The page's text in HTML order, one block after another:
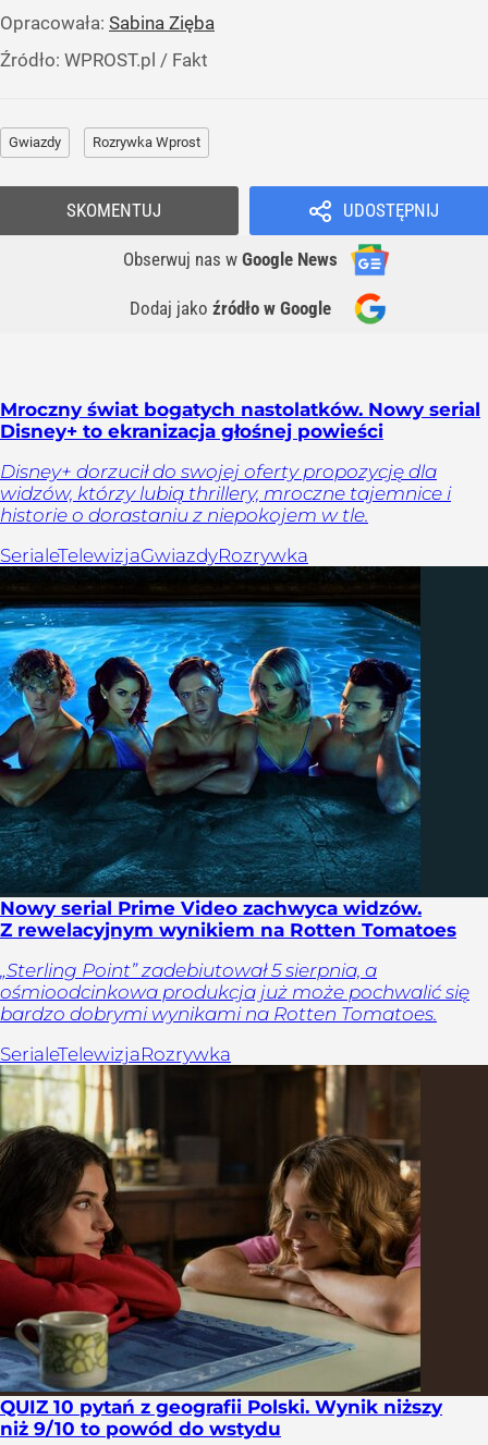
Opracowała: Sabina Zięba
Źródło: WPROST.pl / Fakt
Gwiazdy Rozrywka Wprost
UDOSTĘPNIJ
Obserwuj nas w Google News
Dodaj jako źródło w Google
SKOMENTUJ
Mroczny świat bogatych nastolatków. Nowy serial
Disney+ to ekranizacja głośnej powieści
Disney+ dorzucił do swojej oferty propozycję dla
widzów, którzy lubią thrillery, mroczne tajemnice i
historie o dorastaniu z niepokojem w tle.
SerialeTelewizjaGwiazdyRozrywka
Nowy serial Prime Video zachwyca widzów.
Z rewelacyjnym wynikiem na Rotten Tomatoes
„Sterling Point” zadebiutował 5 sierpnia, a
ośmioodcinkowa produkcja już może pochwalić się
bardzo dobrymi wynikami na Rotten Tomatoes.
SerialeTelewizjaRozrywka
QUIZ 10 pytań z geografii Polski. Wynik niższy
niż 9/10 to powód do wstydu